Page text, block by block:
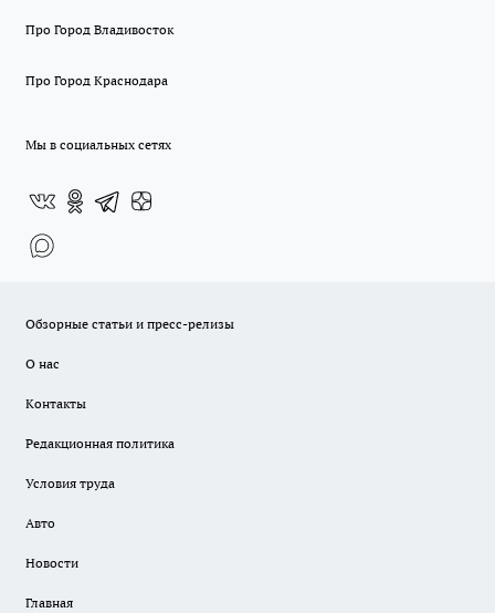
Про Город Владивосток
Про Город Краснодара
Мы в социальных сетях
Обзорные статьи и пресс-релизы
О нас
Контакты
Редакционная политика
Условия труда
Авто
Новости
Главная